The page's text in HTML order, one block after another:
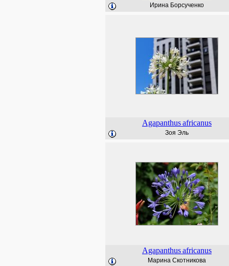
Ирина Борсученко
Agapanthusafricanus
Зоя Эль
Agapanthusafricanus
Марина Скотникова